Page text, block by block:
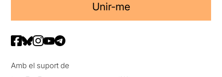
Unir-me
Amb el suport de